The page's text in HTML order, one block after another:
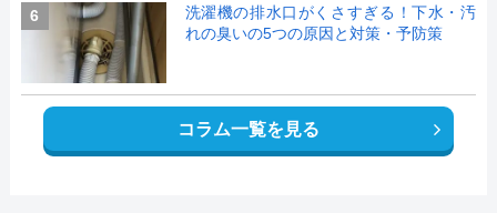
6
洗濯機の排水口がくさすぎる！下水・汚
れの臭いの5つの原因と対策・予防策
コラム一覧を見る